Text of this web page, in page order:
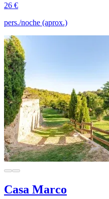
26 €
pers./noche (aprox.)
Casa Marco